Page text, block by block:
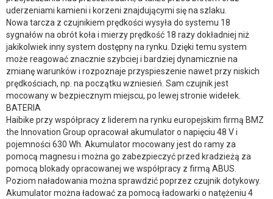
uderzeniami kamieni i korzeni znajdującymi się na szlaku.
Nowa tarcza z czujnikiem prędkości wysyła do systemu 18
sygnałów na obrót koła i mierzy prędkość 18 razy dokładniej niż
jakikolwiek inny system dostępny na rynku. Dzięki temu system
może reagować znacznie szybciej i bardziej dynamicznie na
zmianę warunków i rozpoznaje przyspieszenie nawet przy niskich
prędkościach, np. na początku wzniesień. Sam czujnik jest
mocowany w bezpiecznym miejscu, po lewej stronie widełek.
BATERIA
Haibike przy współpracy z liderem na rynku europejskim firmą BMZ
the Innovation Group opracował akumulator o napięciu 48 V i
pojemności 630 Wh. Akumulator mocowany jest do ramy za
pomocą magnesu i można go zabezpieczyć przed kradzieżą za
pomocą blokady opracowanej we współpracy z firmą ABUS.
Poziom naładowania można sprawdzić poprzez czujnik dotykowy.
Akumulator można ładować za pomocą ładowarki o natężeniu 4